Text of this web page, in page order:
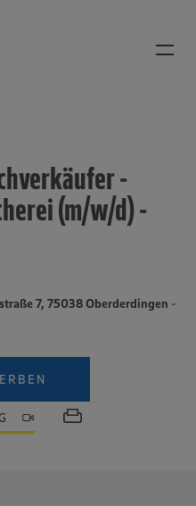
-
(m/w/d) -
7, 75038 Oberderdingen -